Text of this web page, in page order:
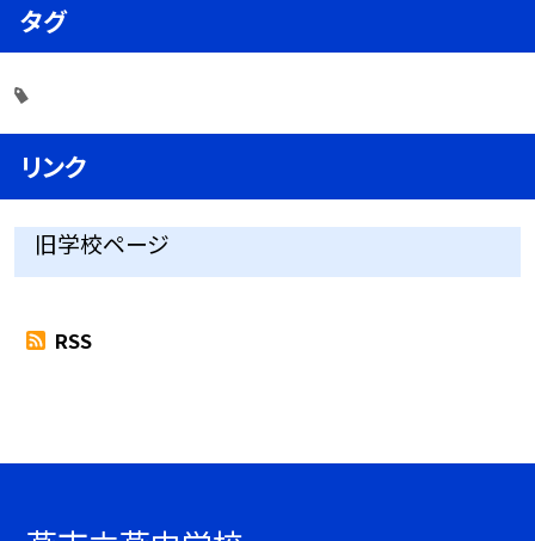
タグ
リンク
旧学校ページ
RSS